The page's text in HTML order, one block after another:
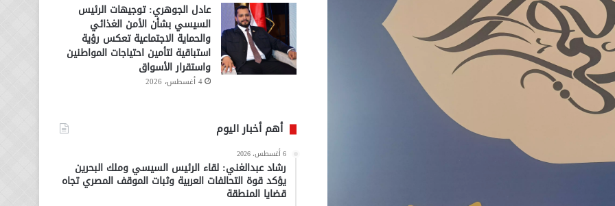
عادل الجوهري: توجيهات الرئيس
السيسي بشأن الأمن الغذائي
والحماية الاجتماعية تعكس رؤية
استباقية لتأمين احتياجات المواطنين
واستقرار الأسواق
4 أغسطس، 2026
أهم أخبار اليوم
6 أغسطس، 2026
رشاد عبدالغني: لقاء الرئيس السيسي وملك البحرين
يؤكد قوة التحالفات العربية وثبات الموقف المصري تجاه
قضايا المنطقة